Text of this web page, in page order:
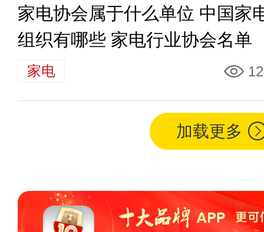
家电协会属于什么单位 中国家
组织有哪些 家电行业协会名单
家电
加载更多